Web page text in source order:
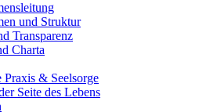
und Struktur
Transparenz
Charta
Praxis & Seelsorge
Seite des Lebens